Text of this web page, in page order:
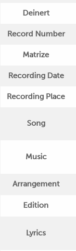
Deinert
Record Number
Matrize
Recording Date
Recording Place
Song
Music
Arrangement
Edition
Lyrics